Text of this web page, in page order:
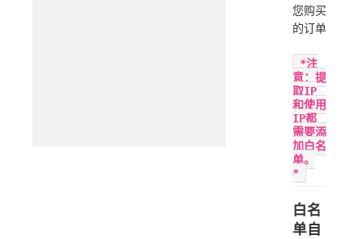
您购买
的订单
*注
意：提
取IP
和使用
IP都
需要添
加白名
单。
*
白名
单自